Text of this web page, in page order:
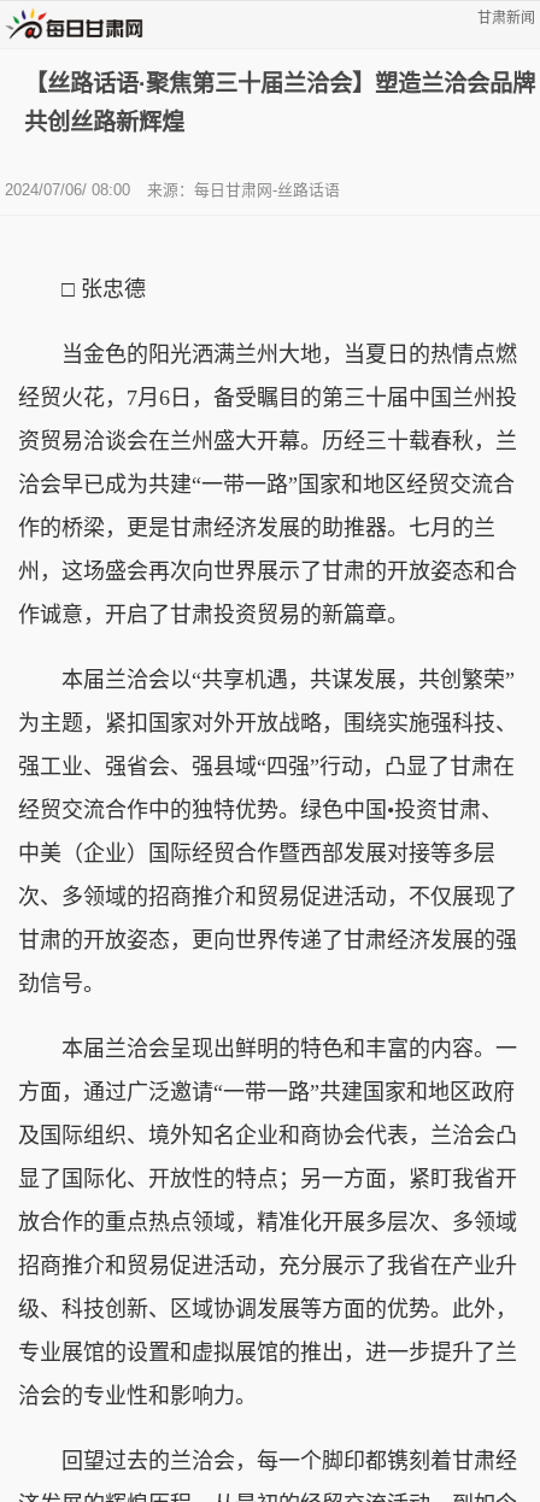
甘肃新闻
【丝路话语·聚焦第三十届兰洽会】塑造兰洽会品牌
共创丝路新辉煌
2024/07/06/ 08:00 来源： 每日甘肃网-丝路话语
□ 张忠德
当金色的阳光洒满兰州大地，当夏日的热情点燃
经贸火花，7月6日，备受瞩目的第三十届中国兰州投
资贸易洽谈会在兰州盛大开幕。历经三十载春秋，兰
洽会早已成为共建“一带一路”国家和地区经贸交流合
作的桥梁，更是甘肃经济发展的助推器。七月的兰
州，这场盛会再次向世界展示了甘肃的开放姿态和合
作诚意，开启了甘肃投资贸易的新篇章。
本届兰洽会以“共享机遇，共谋发展，共创繁荣”
为主题，紧扣国家对外开放战略，围绕实施强科技、
强工业、强省会、强县域“四强”行动，凸显了甘肃在
经贸交流合作中的独特优势。绿色中国•投资甘肃、
中美（企业）国际经贸合作暨西部发展对接等多层
次、多领域的招商推介和贸易促进活动，不仅展现了
甘肃的开放姿态，更向世界传递了甘肃经济发展的强
劲信号。
本届兰洽会呈现出鲜明的特色和丰富的内容。一
方面，通过广泛邀请“一带一路”共建国家和地区政府
及国际组织、境外知名企业和商协会代表，兰洽会凸
显了国际化、开放性的特点；另一方面，紧盯我省开
放合作的重点热点领域，精准化开展多层次、多领域
招商推介和贸易促进活动，充分展示了我省在产业升
级、科技创新、区域协调发展等方面的优势。此外，
专业展馆的设置和虚拟展馆的推出，进一步提升了兰
洽会的专业性和影响力。
回望过去的兰洽会，每一个脚印都镌刻着甘肃经